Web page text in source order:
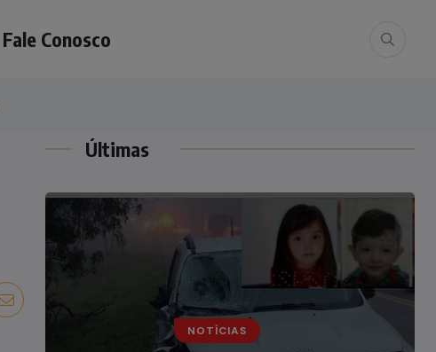
Fale Conosco
Últimas
NOTÍCIAS
NOTÍCIAS